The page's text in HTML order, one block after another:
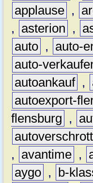
applause ,
,
asterion ,
auto , auto-
auto-
autoankauf ,
autoexport-
flensburg
,
,
avantime ,
aygo , b-